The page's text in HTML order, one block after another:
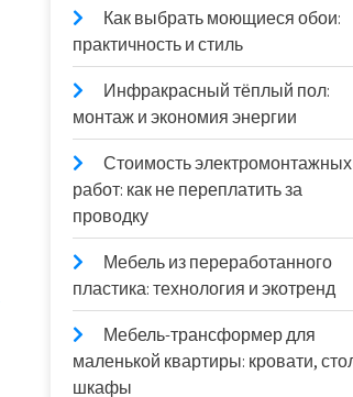
Как выбрать моющиеся обои:
практичность и стиль
Инфракрасный тёплый пол:
монтаж и экономия энергии
Стоимость электромонтажных
работ: как не переплатить за
проводку
Мебель из переработанного
пластика: технология и экотренд
Мебель-трансформер для
маленькой квартиры: кровати,
шкафы